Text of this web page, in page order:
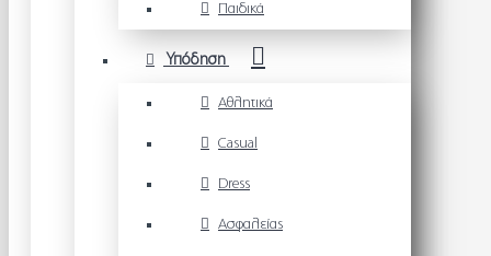
Παιδικά
Υπόδηση
Αθλητικά
Casual
Dress
Ασφαλείας